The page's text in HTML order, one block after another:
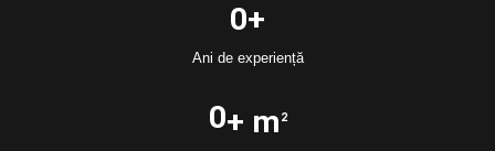
0+
Ani de experiență
0+ m 2